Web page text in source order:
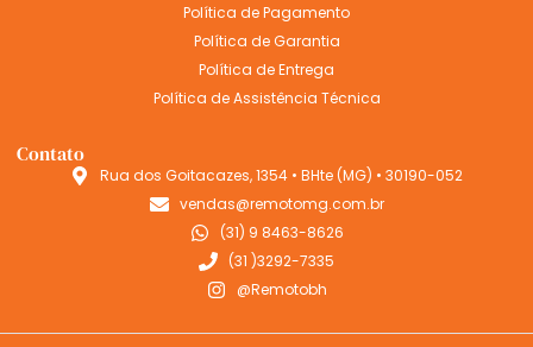
Política de Pagamento
Política de Garantia
Política de Entrega
Política de Assistência Técnica
Contato
Rua dos Goitacazes, 1354 • BHte (MG) • 30190-052
vendas@remotomg.com.br
(31) 9 8463-8626
(31 )3292-7335
@Remotobh